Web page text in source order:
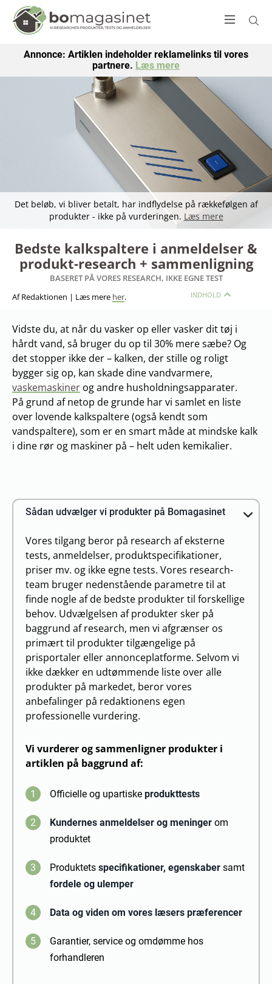
Annonce: Artiklen indeholder reklamelinks til vores
partnere. Læs mere
Det beløb, vi bliver betalt, har indflydelse på rækkefølgen af
produkter - ikke på vurderingen. Læs mere
Bedste kalkspaltere i anmeldelser &
produkt-research + sammenligning
BASERET PÅ VORES RESEARCH, IKKE EGNE TEST
Af Redaktionen | Læs mere her. INDHOLD
Vidste du, at når du vasker op eller vasker dit tøj i
hårdt vand, så bruger du op til 30% mere sæbe? Og
det stopper ikke der – kalken, der stille og roligt
bygger sig op, kan skade dine vandvarmere,
vaskemaskiner og andre husholdningsapparater.
På grund af netop de grunde har vi samlet en liste
over lovende kalkspaltere (også kendt som
vandspaltere), som er en smart måde at mindske kalk
i dine rør og maskiner på – helt uden kemikalier.
Sådan udvælger vi produkter på Bomagasinet
Vores tilgang beror på research af eksterne
tests, anmeldelser, produktspecifikationer,
priser mv. og ikke egne tests. Vores research-
team bruger nedenstående parametre til at
finde nogle af de bedste produkter til forskellige
behov. Udvælgelsen af produkter sker på
baggrund af research, men vi afgrænser os
primært til produkter tilgængelige på
prisportaler eller annonceplatforme. Selvom vi
ikke dækker en udtømmende liste over alle
produkter på markedet, beror vores
anbefalinger på redaktionens egen
professionelle vurdering.
Vi vurderer og sammenligner produkter i
artiklen på baggrund af:
1 Officielle og upartiske produkttests
2 Kundernes anmeldelser og meninger om
produktet
3 Produktets specifikationer, egenskaber samt
fordele og ulemper
4 Data og viden om vores læsers præferencer
5
Garantier, service og omdømme hos
forhandleren